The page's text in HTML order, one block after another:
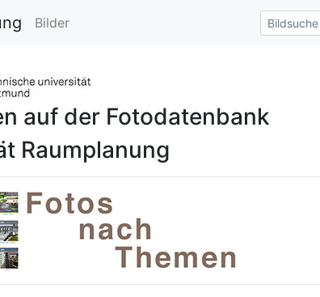
Bilder
auf der Fotodatenbank
Raumplanung